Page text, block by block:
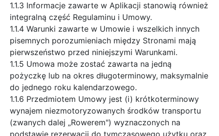
1.1.3 Informacje zawarte w Aplikacji stanowią również
integralną część Regulaminu i Umowy.
1.1.4 Warunki zawarte w Umowie i wszelkich innych
pisemnych porozumieniach między Stronami mają
pierwszeństwo przed niniejszymi Warunkami.
1.1.5 Umowa może zostać zawarta na jedną
pożyczkę lub na okres długoterminowy, maksymalnie
do jednego roku kalendarzowego.
1.1.6 Przedmiotem Umowy jest (i) krótkoterminowy
wynajem niezmotoryzowanych środków transportu
(zwanych dalej „Rowerem") wyznaczonych na
podstawie rezerwacji do tymczasowego użytku oraz